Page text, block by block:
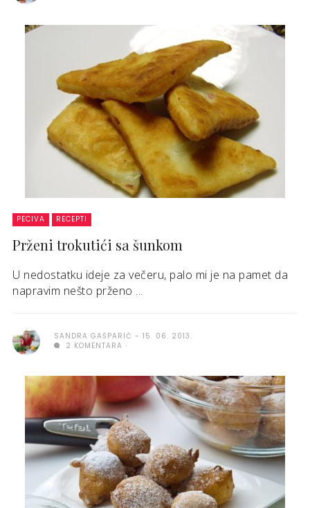
PECIVA RECEPTI
Prženi trokutići sa šunkom
U nedostatku ideje za večeru, palo mi je na pamet da
napravim nešto prženo ...
SANDRA GAŠPARIĆ
15. 06. 2013.
2 KOMENTARA